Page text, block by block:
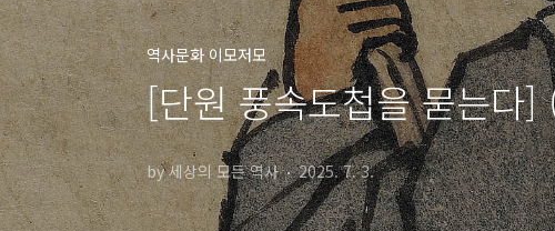
역사문화 이모저모
[단원 풍속도첩을 묻는다]
by 세상의 모든 역사 2025. 7. 3.